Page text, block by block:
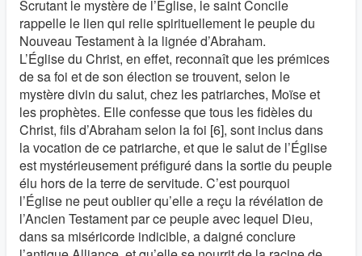
Scrutant le mystère de l’Église, le saint Concile
rappelle le lien qui relie spirituellement le peuple du
Nouveau Testament à la lignée d’Abraham.
L’Église du Christ, en effet, reconnaît que les prémices
de sa foi et de son élection se trouvent, selon le
mystère divin du salut, chez les patriarches, Moïse et
les prophètes. Elle confesse que tous les fidèles du
Christ, fils d’Abraham selon la foi [6], sont inclus dans
la vocation de ce patriarche, et que le salut de l’Église
est mystérieusement préfiguré dans la sortie du peuple
élu hors de la terre de servitude. C’est pourquoi
l’Église ne peut oublier qu’elle a reçu la révélation de
l’Ancien Testament par ce peuple avec lequel Dieu,
dans sa miséricorde indicible, a daigné conclure